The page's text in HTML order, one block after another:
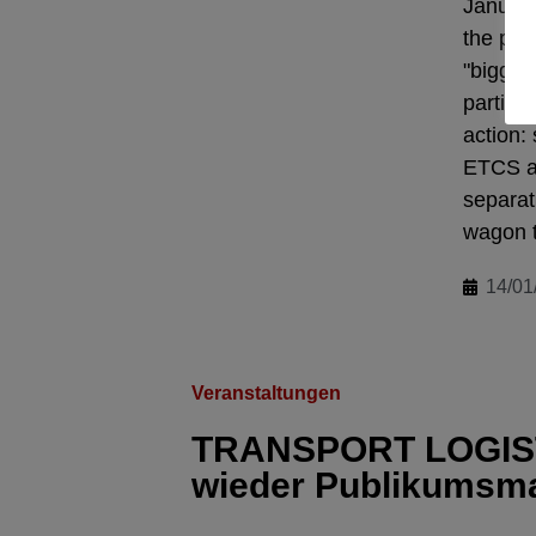
the
action:
ETCS
wagon
14/
Veranstaltungen
TRANSPORT
wieder